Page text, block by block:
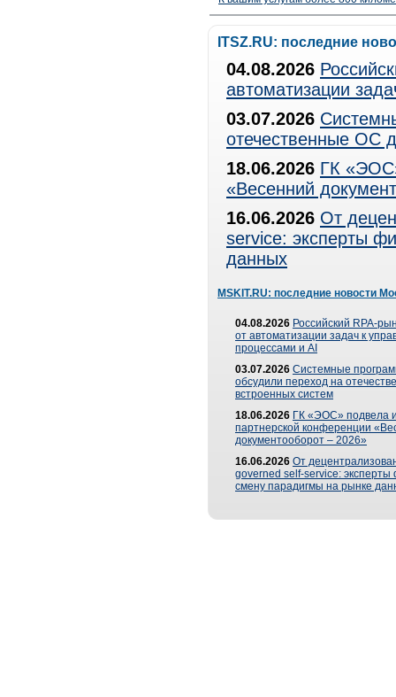
ITSZ.RU: последние
04.08.2026
автоматизации
03.07.2026
отечественные ОС
18.06.2026 ГК
«Весенний
16.06.2026 От
service: эксперты
данных
MSKIT.RU: последние новости
04.08.2026 Российский RPA-
от автоматизации задач к
процессами и AI
03.07.2026 Системные
обсудили переход на
встроенных систем
18.06.2026 ГК «ЭОС» подвела
партнерской конференции
документооборот – 2026»
16.06.2026 От
governed self-service: эксперты
смену парадигмы на рынке